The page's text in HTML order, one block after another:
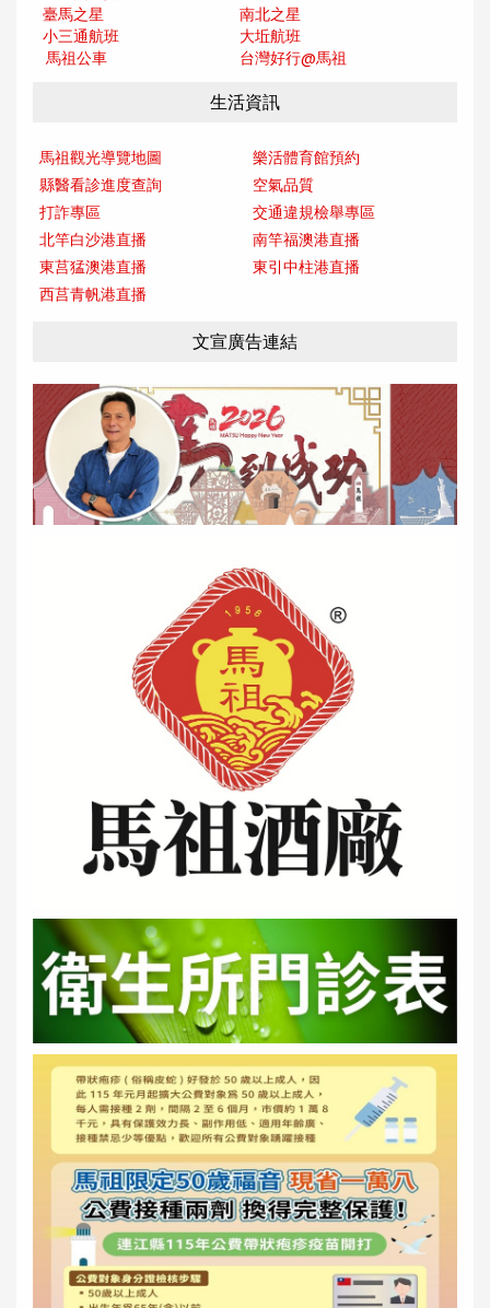
臺馬之星
南北之星
小三通航班
大坵航班
馬祖公車
台灣好行@馬祖
生活資訊
馬祖觀光導覽地圖
樂活體育館預約
縣醫看診進度查詢
空氣品質
打詐專區
交通違規檢舉專區
北竿白沙港直播
南竿福澳港直播
東莒猛澳港直播
東引中柱港直播
西莒青帆港直播
文宣廣告連結